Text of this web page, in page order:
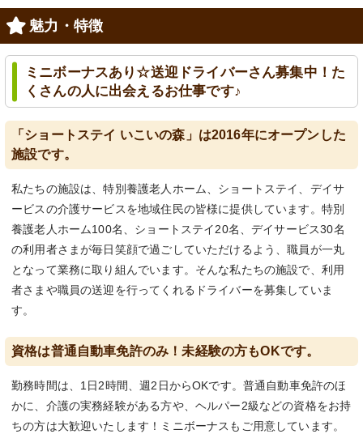
魅力・特徴
ミニボーナスあり☆送迎ドライバーさん募集中！た
くさんの人に出会えるお仕事です♪
「ショートステイ いこいの森」は2016年にオープンした
施設です。
私たちの施設は、特別養護老人ホーム、ショートステイ、デイサ
ービスの介護サービスを地域住民の皆様に提供しています。特別
養護老人ホーム100名、ショートステイ20名、デイサービス30名
の利用者さまが毎日笑顔で過ごしていただけるよう、職員が一丸
となって業務に取り組んでいます。そんな私たちの施設で、利用
者さまや職員の送迎を行ってくれるドライバーを募集していま
す。
資格は普通自動車免許のみ！未経験の方もOKです。
勤務時間は、1日2時間、週2日からOKです。普通自動車免許のほ
かに、介護の実務経験がある方や、ヘルパー2級などの資格をお持
ちの方は大歓迎いたします！ミニボーナスもご用意しています。